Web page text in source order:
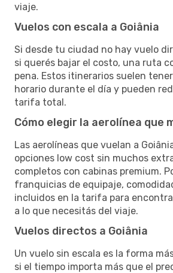
viaje.
Vuelos con escala a Goiânia
Si desde tu ciudad no hay vuelo
si querés bajar el costo, una ruta
pena. Estos itinerarios suelen
horario durante el día y pueden
tarifa total.
Cómo elegir la aerolínea que
Las aerolíneas que vuelan a
opciones low cost sin muchos
completos con cabinas premium.
franquicias de equipaje,
incluidos en la tarifa para
a lo que necesitás del viaje.
Vuelos directos a Goiânia
Un vuelo sin escala es la forma
si el tiempo importa más que el